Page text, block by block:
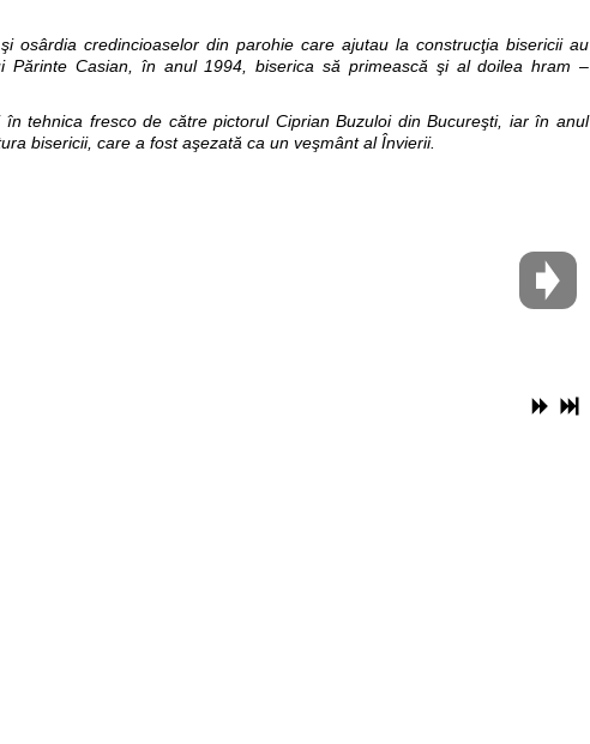
osârdia credincioaselor din parohie care ajutau la construcţia bisericii au
Părinte Casian, în anul 1994, biserica să primească şi al doilea hram –
tehnica fresco de către pictorul Ciprian Buzuloi din Bucureşti, iar în anul
bisericii, care a fost aşezată ca un veşmânt al Învierii.